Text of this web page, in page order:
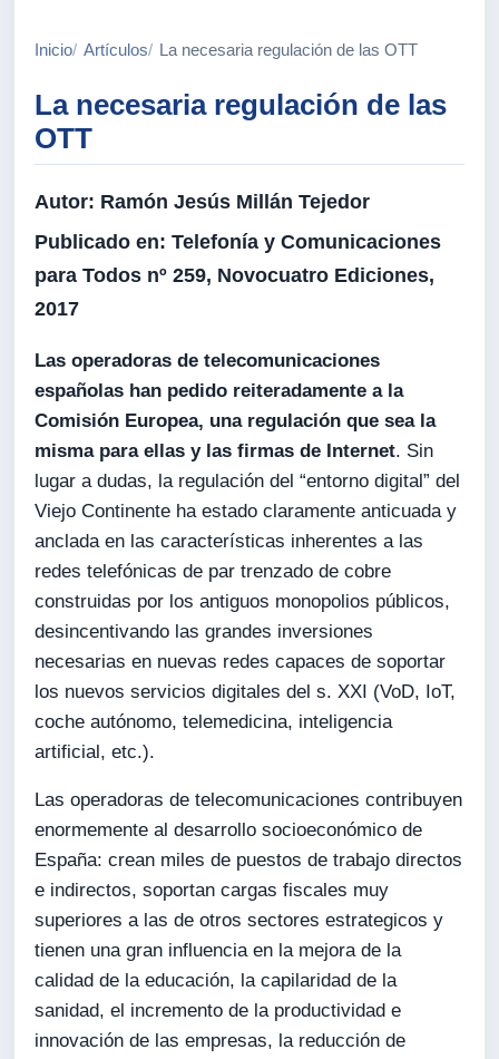
Inicio Artículos La necesaria regulación de las OTT
La necesaria regulación de las
OTT
Autor: Ramón Jesús Millán Tejedor
Publicado en: Telefonía y Comunicaciones
para Todos nº 259, Novocuatro Ediciones,
2017
Las operadoras de telecomunicaciones
españolas han pedido reiteradamente a la
Comisión Europea, una regulación que sea la
misma para ellas y las firmas de Internet. Sin
lugar a dudas, la regulación del “entorno digital” del
Viejo Continente ha estado claramente anticuada y
anclada en las características inherentes a las
redes telefónicas de par trenzado de cobre
construidas por los antiguos monopolios públicos,
desincentivando las grandes inversiones
necesarias en nuevas redes capaces de soportar
los nuevos servicios digitales del s. XXI (VoD, IoT,
coche autónomo, telemedicina, inteligencia
artificial, etc.).
Las operadoras de telecomunicaciones contribuyen
enormemente al desarrollo socioeconómico de
España: crean miles de puestos de trabajo directos
e indirectos, soportan cargas fiscales muy
superiores a las de otros sectores estrategicos y
tienen una gran influencia en la mejora de la
calidad de la educación, la capilaridad de la
sanidad, el incremento de la productividad e
innovación de las empresas, la reducción de